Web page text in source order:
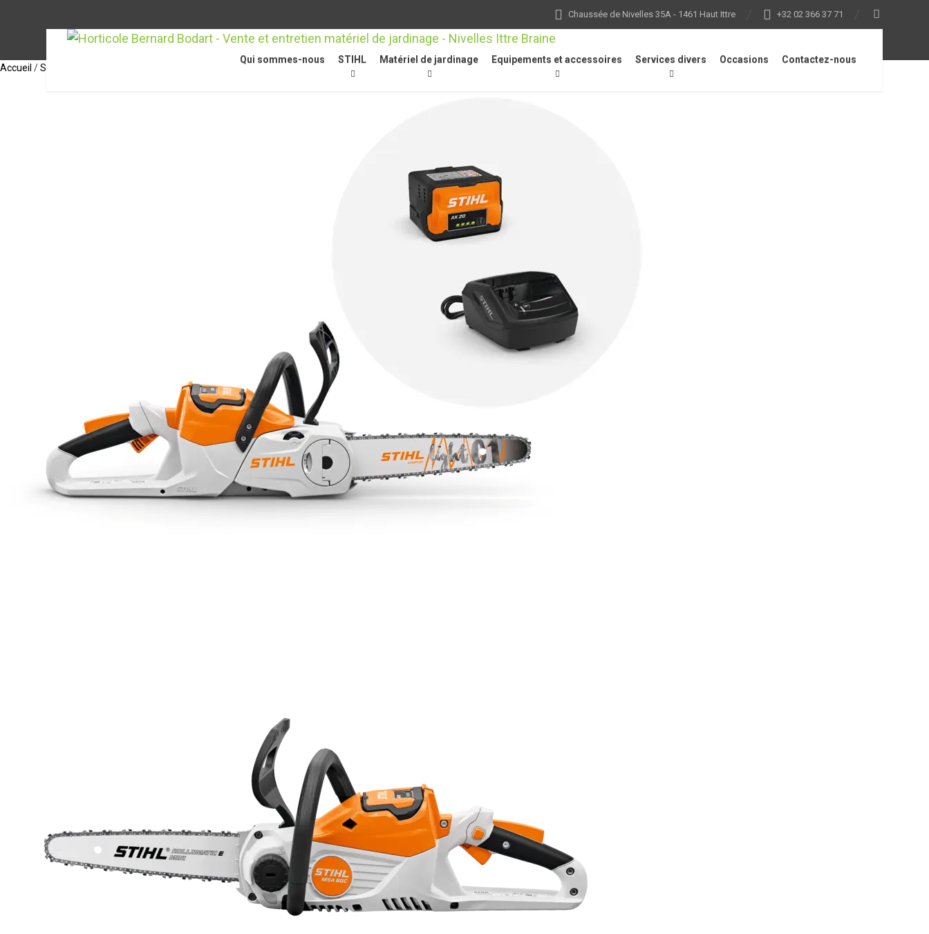
Chaussée de Nivelles 35A - 1461 Haut Ittre +32 02 366 37 71
Qui sommes-nous STIHL Matériel de jardinage Equipements et accessoires Services divers Occasions Contactez-nous
Accueil /STIHL MSA 60 C-B, avec AK 20 et AL 101, 30 cm, PM3, 1/4" P